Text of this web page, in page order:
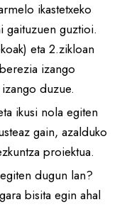
ikastetxeko
gaituzuen guztioi.
eta 2.zikloan
izango
duzue.
ikusi nola egiten
gain, azalduko
proiektua.
dugun lan?
bisita egin ahal